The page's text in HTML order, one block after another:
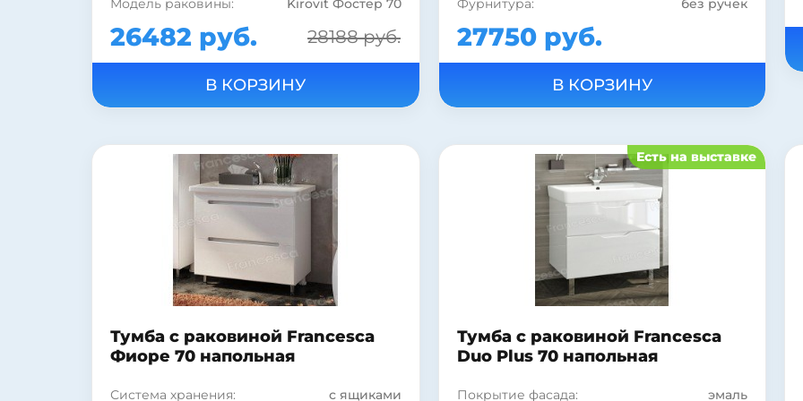
Модель раковины:
Kirovit Фостер 70
Страна:
Россия
Бельевая корзина:
нет
Материал раковины:
фаянс
Материал корпуса:
Материал фасада:
Покрытие корпуса:
Покрытие корпуса:
Форма раковины:
прямоугольная
26482 руб. 28188 руб.
Фурнитура:
без ручек
Страна:
Бельевая корзина:
нет
Материал фасада:
МДФ
Покрытие корпуса:
ламинат
Покрытие корпуса:
Форма раковины:
прямоугольная
Материал раковины:
Материал корпуса:
27750 руб.
Тумба с раковиной Francesca
Фиоре 70 напольная
Система хранения: с ящиками
Есть на выставке
Тумба с раковиной Francesca
Duo Plus 70 напольная
Покрытие фасада: эмаль